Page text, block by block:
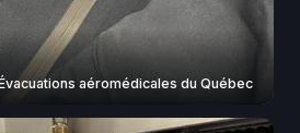
aéromédicales du Québec